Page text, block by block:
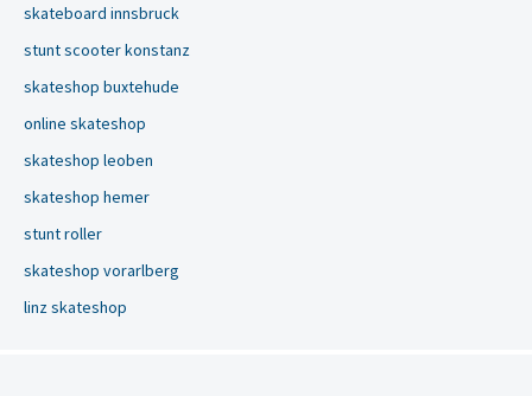
skateboard innsbruck
stunt scooter konstanz
skateshop buxtehude
online skateshop
skateshop leoben
skateshop hemer
stunt roller
skateshop vorarlberg
linz skateshop